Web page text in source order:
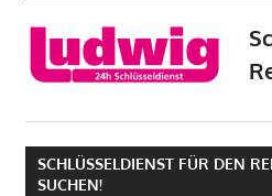
SCHLÜSSELDIENST FÜR DEN
SUCHEN!